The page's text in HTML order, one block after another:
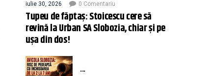
iulie 30, 2026 0 Comentariu
Tupeu de făptaș: Stoicescu cere să
revină la Urban SA Slobozia, chiar și pe
ușa din dos!
...